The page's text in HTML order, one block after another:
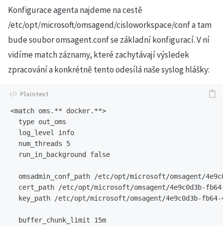
Konfigurace agenta najdeme na cestě
/etc/opt/microsoft/omsagend/cisloworkspace/conf a tam
bude soubor omsagent.conf se základní konfigurací. V ní
vidíme match záznamy, které zachytávají výsledek
zpracování a konkrétně tento odesílá naše syslog hlášky:
<match oms.** docker.**>
  type out_oms
  log_level info
  num_threads 5
  run_in_background false
omsadmin_conf_path /etc/opt/microsoft/omsagent/
cert_path /etc/opt/microsoft/omsagent/4e9c0d3b-
key_path /etc/opt/microsoft/omsagent/4e9c0d3b-
  buffer_chunk_limit 15m